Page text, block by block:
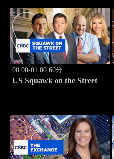
00:00-01:00 60分
US Squawk on the Street